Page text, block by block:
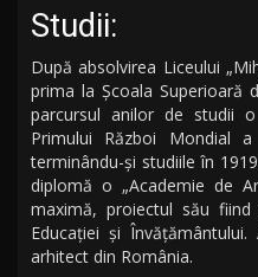
Studii:
După absolvirea Liceului
prima la Școala Superioară
parcursul anilor de studii
Primului Război Mondial
terminându-şi studiile în
diplomă o „Academie de
maximă, proiectul său
Educaţiei şi
arhitect din România.